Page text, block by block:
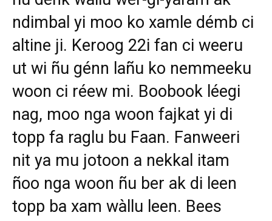
ndimbal yi moo ko xamle démb ci
altine ji. Keroog 22i fan ci weeru
ut wi ñu génn lañu ko nemmeeku
woon ci réew mi. Boobook léegi
nag, moo nga woon fajkat yi di
topp fa raglu bu Faan. Fanweeri
nit ya mu jotoon a nekkal itam
ñoo nga woon ñu ber ak di leen
topp ba xam wàllu leen. Bees